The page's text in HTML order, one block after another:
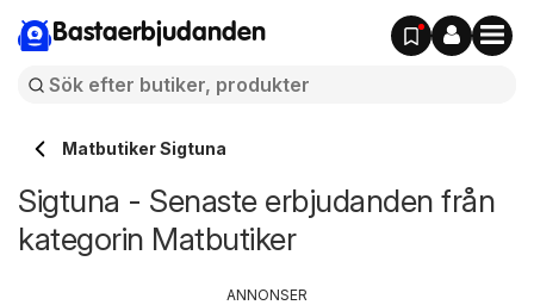
Bastaerbjudanden
Matbutiker Sigtuna
Sigtuna - Senaste erbjudanden från
kategorin Matbutiker
ANNONSER